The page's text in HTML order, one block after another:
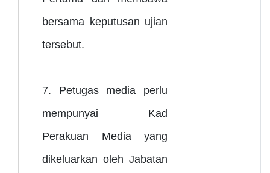
bersama keputusan ujian
tersebut.
7. Petugas media perlu
mempunyai Kad
Perakuan Media yang
dikeluarkan oleh Jabatan